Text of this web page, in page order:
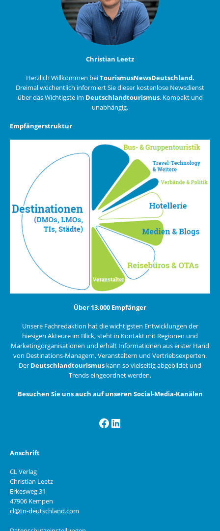
Christian Leetz
Herzlich Willkommen beiTourismusNewsDeutschland.
Dreimal wöchentlich informiert Sie dieser kostenlose Newsdienst
über das Wichtigste im Deutschlandtourismus. Kompakt und
unabhängig.
Empfängerstruktur
Über 13.000 Empfänger
Unsere Fachredaktion hat die wichtigsten Entwicklungen der
hiesigen Akteure im Blick, steht in Kontakt mit Regionen und
Marketingorganisationen und erhält Informationen aus erster Hand
von Destinations-Managern, Veranstaltern und Vertriebsexperten.
Der Deutschlandtourismus kann so vielseitig abgebildet und
Trends eingeordnet werden.
Besuchen Sie uns auch auf unseren Social-Media-Kanälen
Facebook
LinkedIn
Anschrift
CL Verlag
Christian Leetz
Erkesweg 31
47906 Kempen
cl@tn-deutschland.com